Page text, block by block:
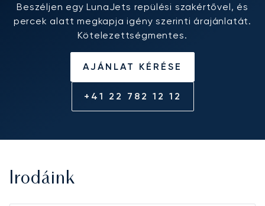
Beszéljen egy LunaJets repülési szakértővel, és
percek alatt megkapja igény szerinti árajánlatát.
Kötelezettségmentes.
AJÁNLAT KÉRÉSE
+41 22 782 12 12
Irodáink